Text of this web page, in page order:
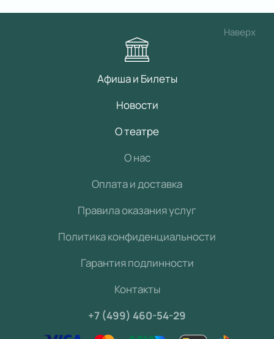
Наверх
Афиша и Билеты
Новости
О театре
О нас
Оплата и доставка
Правила оказания услуг
Политика конфиденциальности
Гарантия подлинности
Контакты
+7 (499) 460-54-29